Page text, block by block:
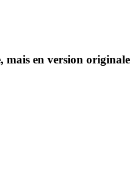
mais en version